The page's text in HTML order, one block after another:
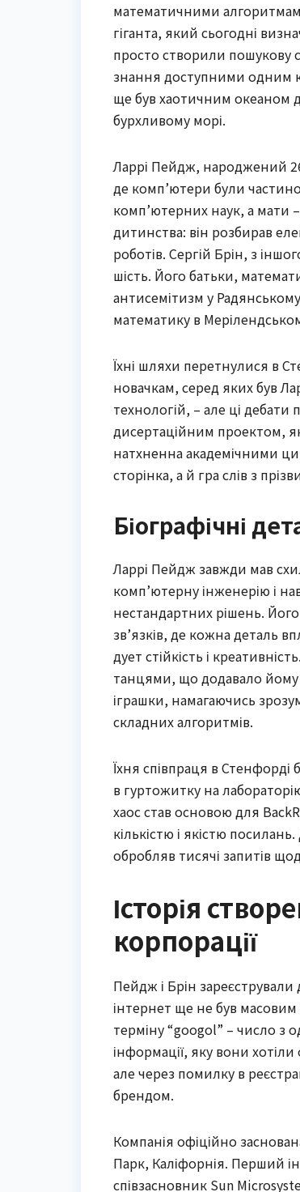
математичними
гіганта, який сьогодні
просто створили пошукову
знання доступними одним
ще був хаотичним океаном
бурхливому морі.
Ларрі Пейдж, народжений 26
де комп’ютери були
комп’ютерних наук, а мати
дитинства: він розбирав
роботів. Сергій Брін, з
шість. Його батьки,
антисемітизм у
математику в
Їхні шляхи перетнулися в
новачкам, серед яких був
технологій, – але ці
дисертаційним проектом,
натхненна академічними
сторінка, а й гра слів з
Біографічні
Ларрі Пейдж завжди мав
комп’ютерну інженерію і
нестандартних рішень.
зв’язків, де кожна деталь
дует стійкість і
танцями, що додавало йому
іграшки, намагаючись
складних алгоритмів.
Їхня співпраця в
в гуртожитку на
хаос став основою для
кількістю і якістю
обробляв тисячі запитів
Історія
корпорації
Пейдж і Брін
інтернет ще не був
терміну “googol” – число з
інформації, яку вони
але через помилку в
брендом.
Компанія офіційно
Парк, Каліфорнія. Перший
співзасновник Sun